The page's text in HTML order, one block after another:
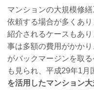
マンションの大規模修
依頼する場合が多くあ
紹介されるケースもあ
事は多額の費用がかか
がバックマージンを取
も見られ、平成29年1月
を活用したマンション